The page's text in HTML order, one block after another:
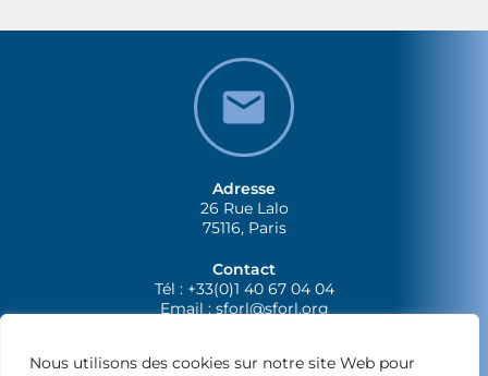
Nous utilisons des cookies sur notre site Web pour
Adresse
26 Rue Lalo
75116, Paris
Contact
Tél : +33(0)1 40 67 04 04
Email :sforl@sforl.org